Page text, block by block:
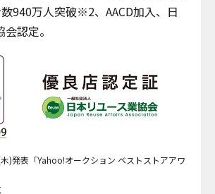
940万人突破※2、AACD加入、日
認定。
)発表「Yahoo!オークション ベストストアアワ